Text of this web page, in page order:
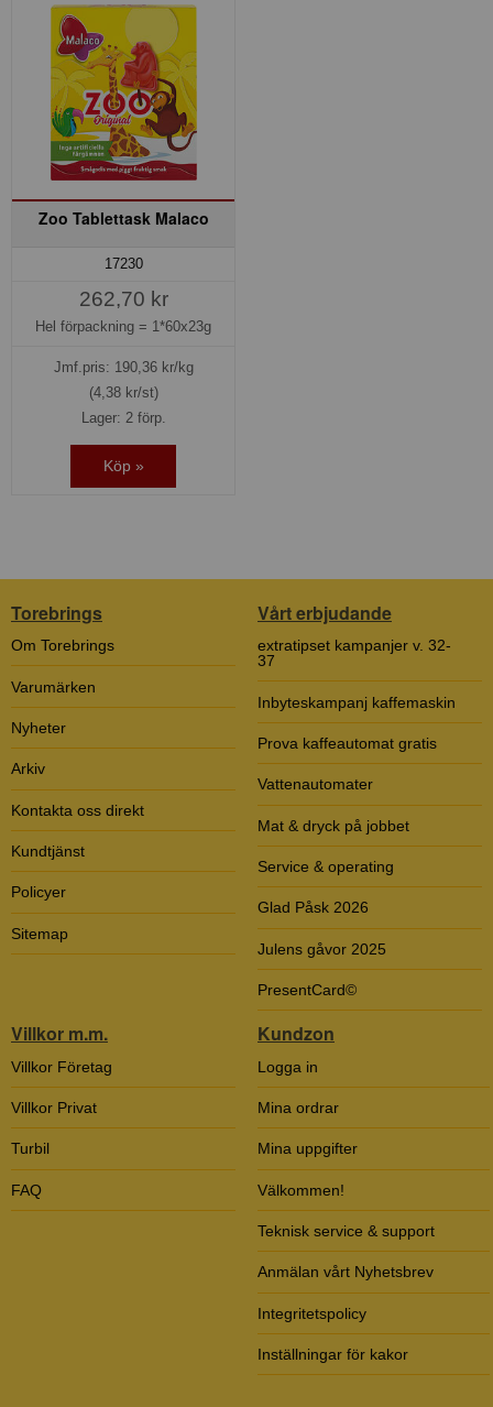
Zoo Tablettask Malaco
17230
262,70 kr
Hel förpackning = 1*60x23g
Jmf.pris: 190,36kr/kg
(4,38 kr/st)
Lager: 2 förp.
Köp »
Torebrings
Om Torebrings
Varumärken
Nyheter
Arkiv
Kontakta oss direkt
Kundtjänst
Policyer
Sitemap
Vårt erbjudande
extratipset kampanjer v. 32-
37
Inbyteskampanj kaffemaskin
Prova kaffeautomat gratis
Vattenautomater
Mat & dryck på jobbet
Service & operating
Glad Påsk 2026
Julens gåvor 2025
PresentCard©
Villkor m.m.
Villkor Företag
Villkor Privat
Turbil
FAQ
Kundzon
Logga in
Mina ordrar
Mina uppgifter
Välkommen!
Teknisk service & support
Anmälan vårt Nyhetsbrev
Integritetspolicy
Inställningar för kakor